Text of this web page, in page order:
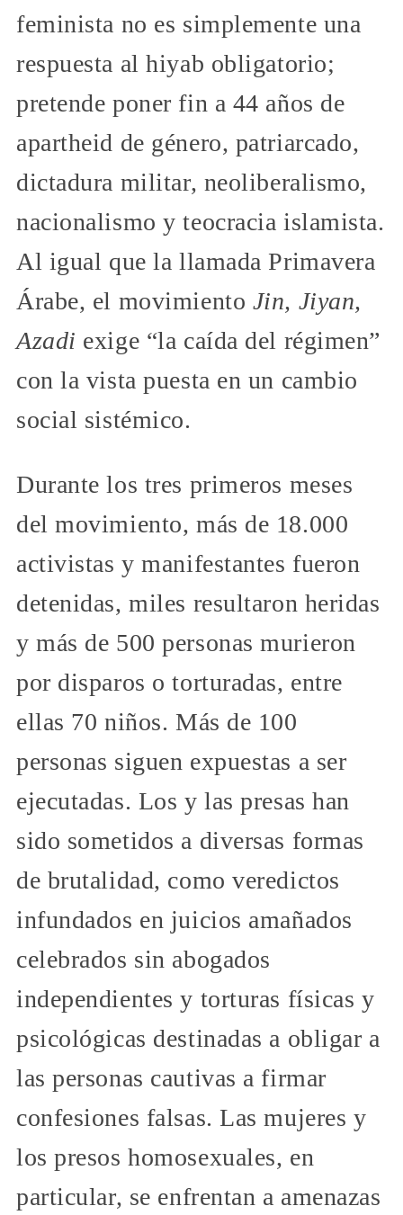
feminista no es simplemente una
respuesta al hiyab obligatorio;
pretende poner fin a 44 años de
apartheid de género, patriarcado,
dictadura militar, neoliberalismo,
nacionalismo y teocracia islamista.
Al igual que la llamada Primavera
Árabe, el movimiento Jin, Jiyan,
Azadi exige “la caída del régimen”
con la vista puesta en un cambio
social sistémico.
Durante los tres primeros meses
del movimiento, más de 18.000
activistas y manifestantes fueron
detenidas, miles resultaron heridas
y más de 500 personas murieron
por disparos o torturadas, entre
ellas 70 niños. Más de 100
personas siguen expuestas a ser
ejecutadas. Los y las presas han
sido sometidos a diversas formas
de brutalidad, como veredictos
infundados en juicios amañados
celebrados sin abogados
independientes y torturas físicas y
psicológicas destinadas a obligar a
las personas cautivas a firmar
confesiones falsas. Las mujeres y
los presos homosexuales, en
particular, se enfrentan a amenazas